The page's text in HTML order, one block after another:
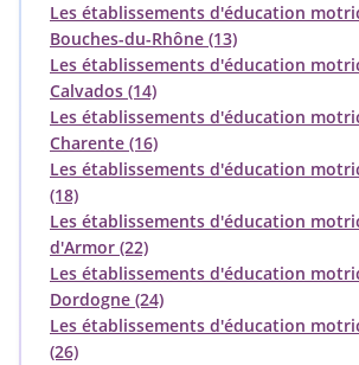
Les établissements d'éducation
Bouches-du-Rhône (13)
Les établissements d'éducation
Calvados (14)
Les établissements d'éducation
Charente (16)
Les établissements d'éducation
(18)
Les établissements d'éducation
d'Armor (22)
Les établissements d'éducation
Dordogne (24)
Les établissements d'éducation
(26)